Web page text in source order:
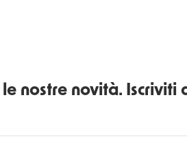
nostre novità. Iscriviti